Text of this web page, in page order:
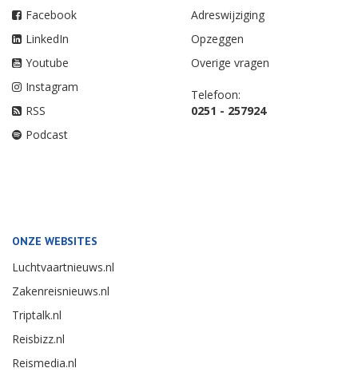
Facebook
LinkedIn
Youtube
Instagram
RSS
Podcast
Adreswijziging
Opzeggen
Overige vragen
Telefoon:
0251 - 257924
ONZE WEBSITES
Luchtvaartnieuws.nl
Zakenreisnieuws.nl
Triptalk.nl
Reisbizz.nl
Reismedia.nl